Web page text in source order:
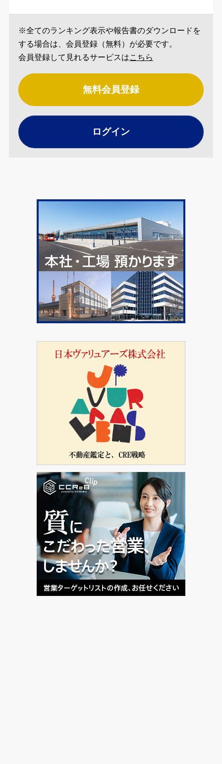
※全てのランキング表示や報告書のダウンロードを
する場合は、会員登録（無料）が必要です。
会員登録して見れるサービスはこちら
無料会員登録
ログイン